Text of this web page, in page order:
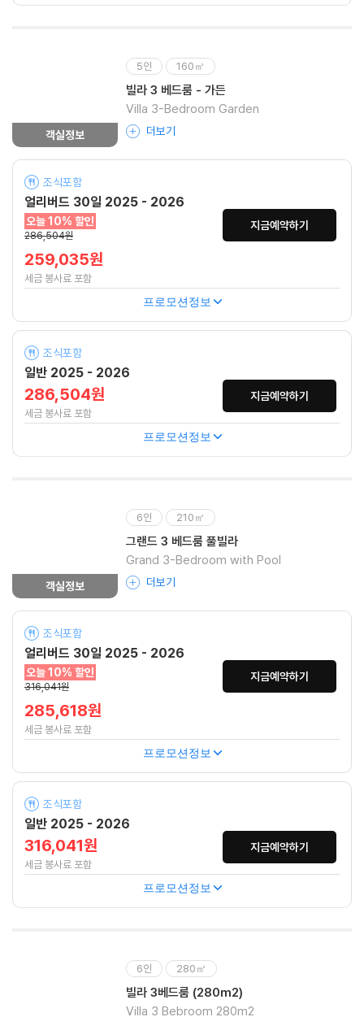
객실정보
5인 160㎡
빌라 3 베드룸 - 가든
Villa 3-Bedroom Garden
더보기
얼리버드 30일 2025 - 2026
조식포함
오늘 10% 할인
286,504원
259,035원
세금 봉사료 포함
지금예약하기
프로모션정보
일반 2025 - 2026
조식포함
286,504원
세금 봉사료 포함
지금예약하기
프로모션정보
객실정보
6인 210㎡
그랜드 3 베드룸 풀빌라
Grand 3-Bedroom with Pool
더보기
얼리버드 30일 2025 - 2026
조식포함
오늘 10% 할인
316,041원
285,618원
세금 봉사료 포함
지금예약하기
프로모션정보
일반 2025 - 2026
조식포함
316,041원
세금 봉사료 포함
지금예약하기
프로모션정보
6인 280㎡
빌라 3베드룸 (280m2)
Villa 3 Bebroom 280m2